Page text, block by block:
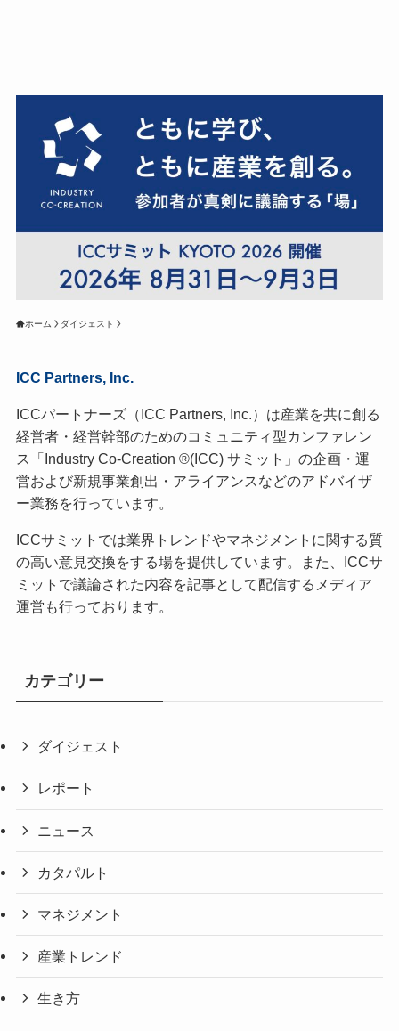
ホーム ダイジェスト
ICC Partners, Inc.
ICCパートナーズ（ICC Partners, Inc.）は産業を共に創る
経営者・経営幹部のためのコミュニティ型カンファレン
ス「Industry Co-Creation ®(ICC) サミット」の企画・運
営および新規事業創出・アライアンスなどのアドバイザ
ー業務を行っています。
ICCサミットでは業界トレンドやマネジメントに関する質
の高い意見交換をする場を提供しています。また、ICCサ
ミットで議論された内容を記事として配信するメディア
運営も行っております。
カテゴリー
ダイジェスト
レポート
ニュース
カタパルト
マネジメント
産業トレンド
生き方